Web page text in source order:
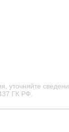
уточняйте
ГК РФ.